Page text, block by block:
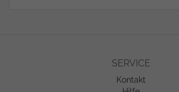
SERVICE
Kontakt